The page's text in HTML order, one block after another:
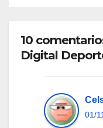
10
Digital
01/